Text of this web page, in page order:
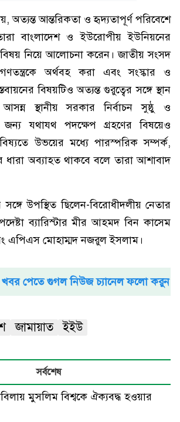
অত্যন্ত আন্তরিকতা ও হৃদ্যতাপূর্ণ পরিবেশে
বাংলাদেশ ও ইউরোপীয় ইউনিয়নের
বিষয় নিয়ে আলোচনা করেন। জাতীয় সংসদ
গণতন্ত্রকে অর্থবহ করা এবং সংস্কার ও
বিষয়টিও অত্যন্ত গুরুত্বের সঙ্গে স্থান
স্থানীয় সরকার নির্বাচন সুষ্ঠু ও
যথাযথ পদক্ষেপ গ্রহণের বিষয়েও
উভয়ের মধ্যে পারস্পরিক সম্পর্ক,
ধারা অব্যাহত থাকবে বলে তারা আশাবাদ
উপস্থিত ছিলেন-বিরোধীদলীয় নেতার
ব্যারিস্টার মীর আহমদ বিন কাসেম
এপিএস মোহাম্মদ নজরুল ইসলাম।
পেতে গুগল নিউজ চ্যানেল ফলো করুন
জামায়াত ইইউ
সর্বশেষ
মুসলিম বিশ্বকে ঐক্যবদ্ধ হওয়ার